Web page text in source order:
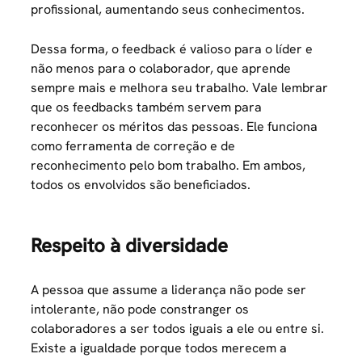
profissional, aumentando seus conhecimentos.
Dessa forma, o feedback é valioso para o líder e
não menos para o colaborador, que aprende
sempre mais e melhora seu trabalho. Vale lembrar
que os feedbacks também servem para
reconhecer os méritos das pessoas. Ele funciona
como ferramenta de correção e de
reconhecimento pelo bom trabalho. Em ambos,
todos os envolvidos são beneficiados.
Respeito à diversidade
A pessoa que assume a liderança não pode ser
intolerante, não pode constranger os
colaboradores a ser todos iguais a ele ou entre si.
Existe a igualdade porque todos merecem a